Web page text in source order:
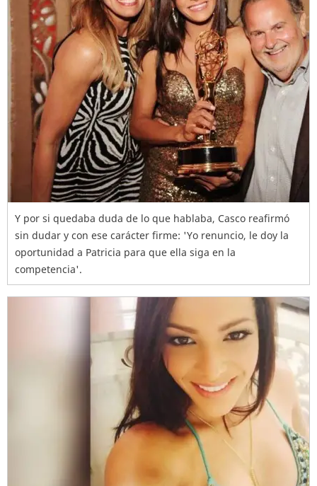
Y por si quedaba duda de lo que hablaba, Casco reafirmó
sin dudar y con ese carácter firme: 'Yo renuncio, le doy la
oportunidad a Patricia para que ella siga en la
competencia'.